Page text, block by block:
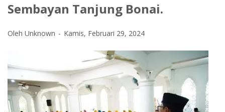
Sembayan Tanjung Bonai.
Oleh Unknown Kamis, Februari 29, 2024